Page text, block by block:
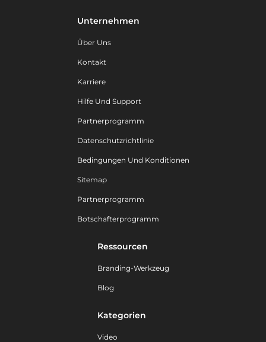
Unternehmen
Über Uns
Kontakt
Karriere
Hilfe Und Support
Partnerprogramm
Datenschutzrichtlinie
Bedingungen Und Konditionen
Sitemap
Partnerprogramm
Botschafterprogramm
Ressourcen
Branding-Werkzeug
Blog
Kategorien
Video